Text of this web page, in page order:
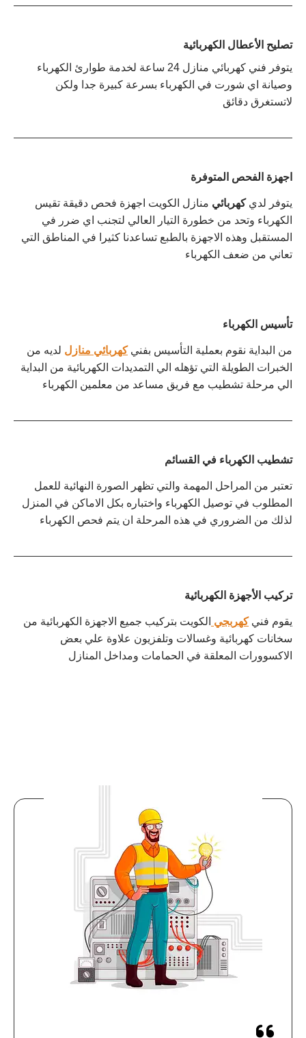
تصليح الأعطال الكهربائية
يتوفر فني كهربائي منازل 24 ساعة لخدمة طوارئ الكهرباء
وصيانة اي شورت في الكهرباء بسرعة كبيرة جدا ولكن
لاتستغرق دقائق
اجهزة الفحص المتوفرة
يتوفر لدي كهربائي منازل الكويت اجهزة فحص دقيقة تقيس
الكهرباء وتحد من خطورة التيار العالي لتجنب اي ضرر في
المستقبل وهذه الاجهزة بالطبع تساعدنا كثيرا في المناطق التي
تعاني من ضعف الكهرباء
تأسيس الكهرباء
من البداية نقوم بعملية التأسيس بفني كهربائي منازل لديه من
الخبرات الطويلة التي تؤهله الي التمديدات الكهربائية من البداية
الي مرحلة تشطيب مع فريق مساعد من معلمين الكهرباء
تشطيب الكهرباء في القسائم
تعتبر من المراحل المهمة والتي تظهر الصورة النهائية للعمل
المطلوب في توصيل الكهرباء واختباره بكل الاماكن في المنزل
لذلك من الضروري في هذه المرحلة ان يتم فحص الكهرباء
تركيب الأجهزة الكهربائية
يقوم فني كهربجي الكويت بتركيب جميع الاجهزة الكهربائية من
سخانات كهربائية وغسالات وتلفزيون علاوة علي بعض
الاكسوورات المعلقة في الحمامات ومداخل المنازل